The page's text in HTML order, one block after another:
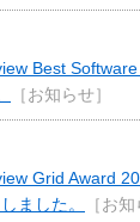
Best
［お知らせ］
Grid Award
ました。
［お知